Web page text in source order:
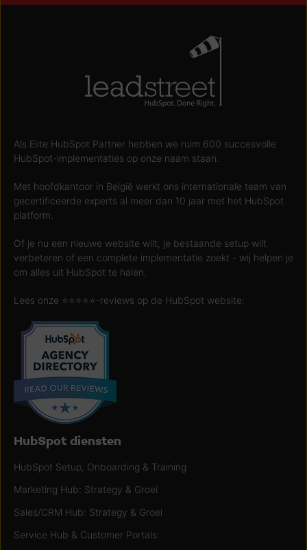
Als Elite HubSpot Partner hebben we ruim 600 succesvolle
HubSpot-implementaties op onze naam staan.
Met hoofdkantoor in België werkt ons internationale team van
gecertificeerde experts al meer dan 10 jaar met het HubSpot
platform.
Of je nu een nieuwe website wilt, je bestaande setup wilt
verbeteren of een complete implementatie zoekt - wij helpen je
om alles uit HubSpot te halen.
Lees onze ⭐️⭐️⭐️⭐️⭐️-reviews op de HubSpot website:
HubSpot diensten
HubSpot Setup, Onboarding & Training
Marketing Hub: Strategy & Groei
Sales/CRM Hub: Strategy & Groei
Service Hub & Customer Portals